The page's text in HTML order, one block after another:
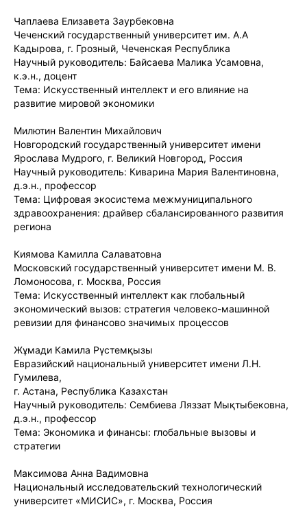
Чаплаева Елизавета Заурбековна
Чеченский государственный университет им. А.А
Кадырова, г. Грозный, Чеченская Республика
Научный руководитель: Байсаева Малика Усамовна,
к.э.н., доцент
Тема: Искусственный интеллект и его влияние на
развитие мировой экономики
Милютин Валентин Михайлович
Новгородский государственный университет имени
Ярослава Мудрого, г. Великий Новгород, Россия
Научный руководитель: Киварина Мария Валентиновна,
д.э.н., профессор
Тема: Цифровая экосистема межмуниципального
здравоохранения: драйвер сбалансированного развития
региона
Киямова Камилла Салаватовна
Московский государственный университет имени М. В.
Ломоносова, г. Москва, Россия
Тема: Искусственный интеллект как глобальный
экономический вызов: стратегия человеко-машинной
ревизии для финансово значимых процессов
Жұмади Камила Рүстемқызы
Евразийский национальный университет имени Л.Н.
Гумилева,
г. Астана, Республика Казахстан
Научный руководитель: Сембиева Ляззат Мықтыбековна,
д.э.н., профессор
Тема: Экономика и финансы: глобальные вызовы и
стратегии
Максимова Анна Вадимовна
Национальный исследовательский технологический
университет «МИСИС», г. Москва, Россия